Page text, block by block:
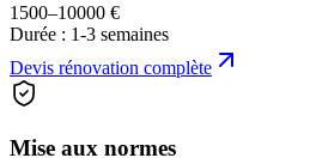
1500–10000 €
Durée : 1-3 semaines
Devis rénovation complète
Mise aux normes